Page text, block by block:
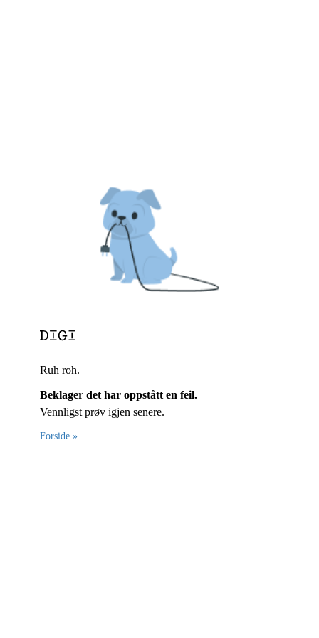
Ruh roh.
Beklager det har oppstått en feil.
Vennligst prøv igjen senere.
Forside »